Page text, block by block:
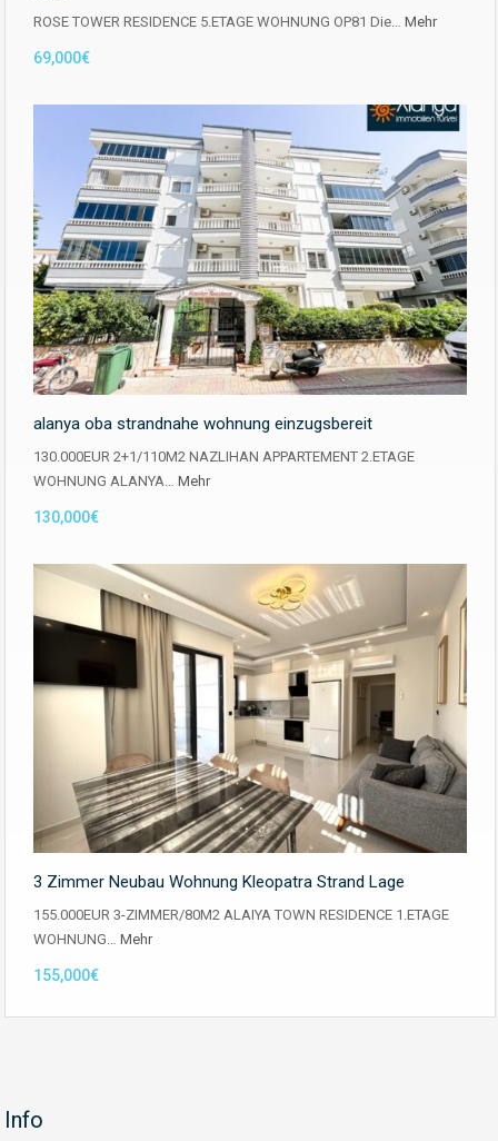
ROSE TOWER RESIDENCE 5.ETAGE WOHNUNG OP81 Die… Mehr
69,000€
alanya oba strandnahe wohnung einzugsbereit
130.000EUR 2+1/110M2 NAZLIHAN APPARTEMENT 2.ETAGE
WOHNUNG ALANYA… Mehr
130,000€
3 Zimmer Neubau Wohnung Kleopatra Strand Lage
155.000EUR 3-ZIMMER/80M2 ALAIYA TOWN RESIDENCE 1.ETAGE
WOHNUNG… Mehr
155,000€
Info